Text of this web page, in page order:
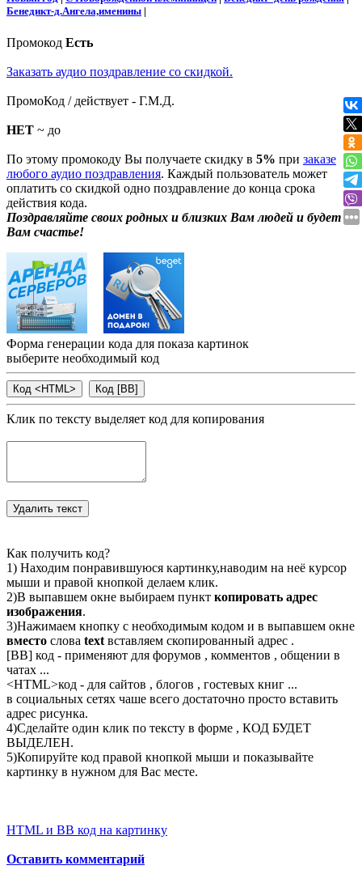
Бенедикт-д.Ангела,именины |
Промокод Есть
Заказать аудио поздравление со скидкой.
ПромоКод / действует - Г.М.Д.
НЕТ ~ до
По этому промокоду Вы получаете скидку в 5% при заказе
любого аудио поздравления. Каждый пользователь может
оплатить со скидкой одно поздравление до конца срока
действия кода.
Поздравляйте своих родных и близких Вам людей и будет
Вам счастье!
Форма генерации кода для показа картинок
выберите необходимый код
Клик по тексту выделяет код для копирования
Как получить код?
1) Находим понравившуюся картинку,наводим на неё курсор
мыши и правой кнопкой делаем клик.
2)В выпавшем окне выбираем пункт копировать адрес
изображения.
3)Нажимаем кнопку с необходимым кодом и в выпавшем окне
вместо слова textвставляем скопированный адрес .
[BB] код - применяют для форумов , комментов , общении в
чатах ...
<HTML>код - для сайтов , блогов , гостевых книг ...
в социальных сетях чаше всего достаточно просто вставить
адрес рисунка.
4)Сделайте один клик по тексту в форме , КОД БУДЕТ
ВЫДЕЛЕН.
5)Копируйте код правой кнопкой мыши и показывайте
картинку в нужном для Вас месте.
HTML и BB код на картинку
Оставить комментарий